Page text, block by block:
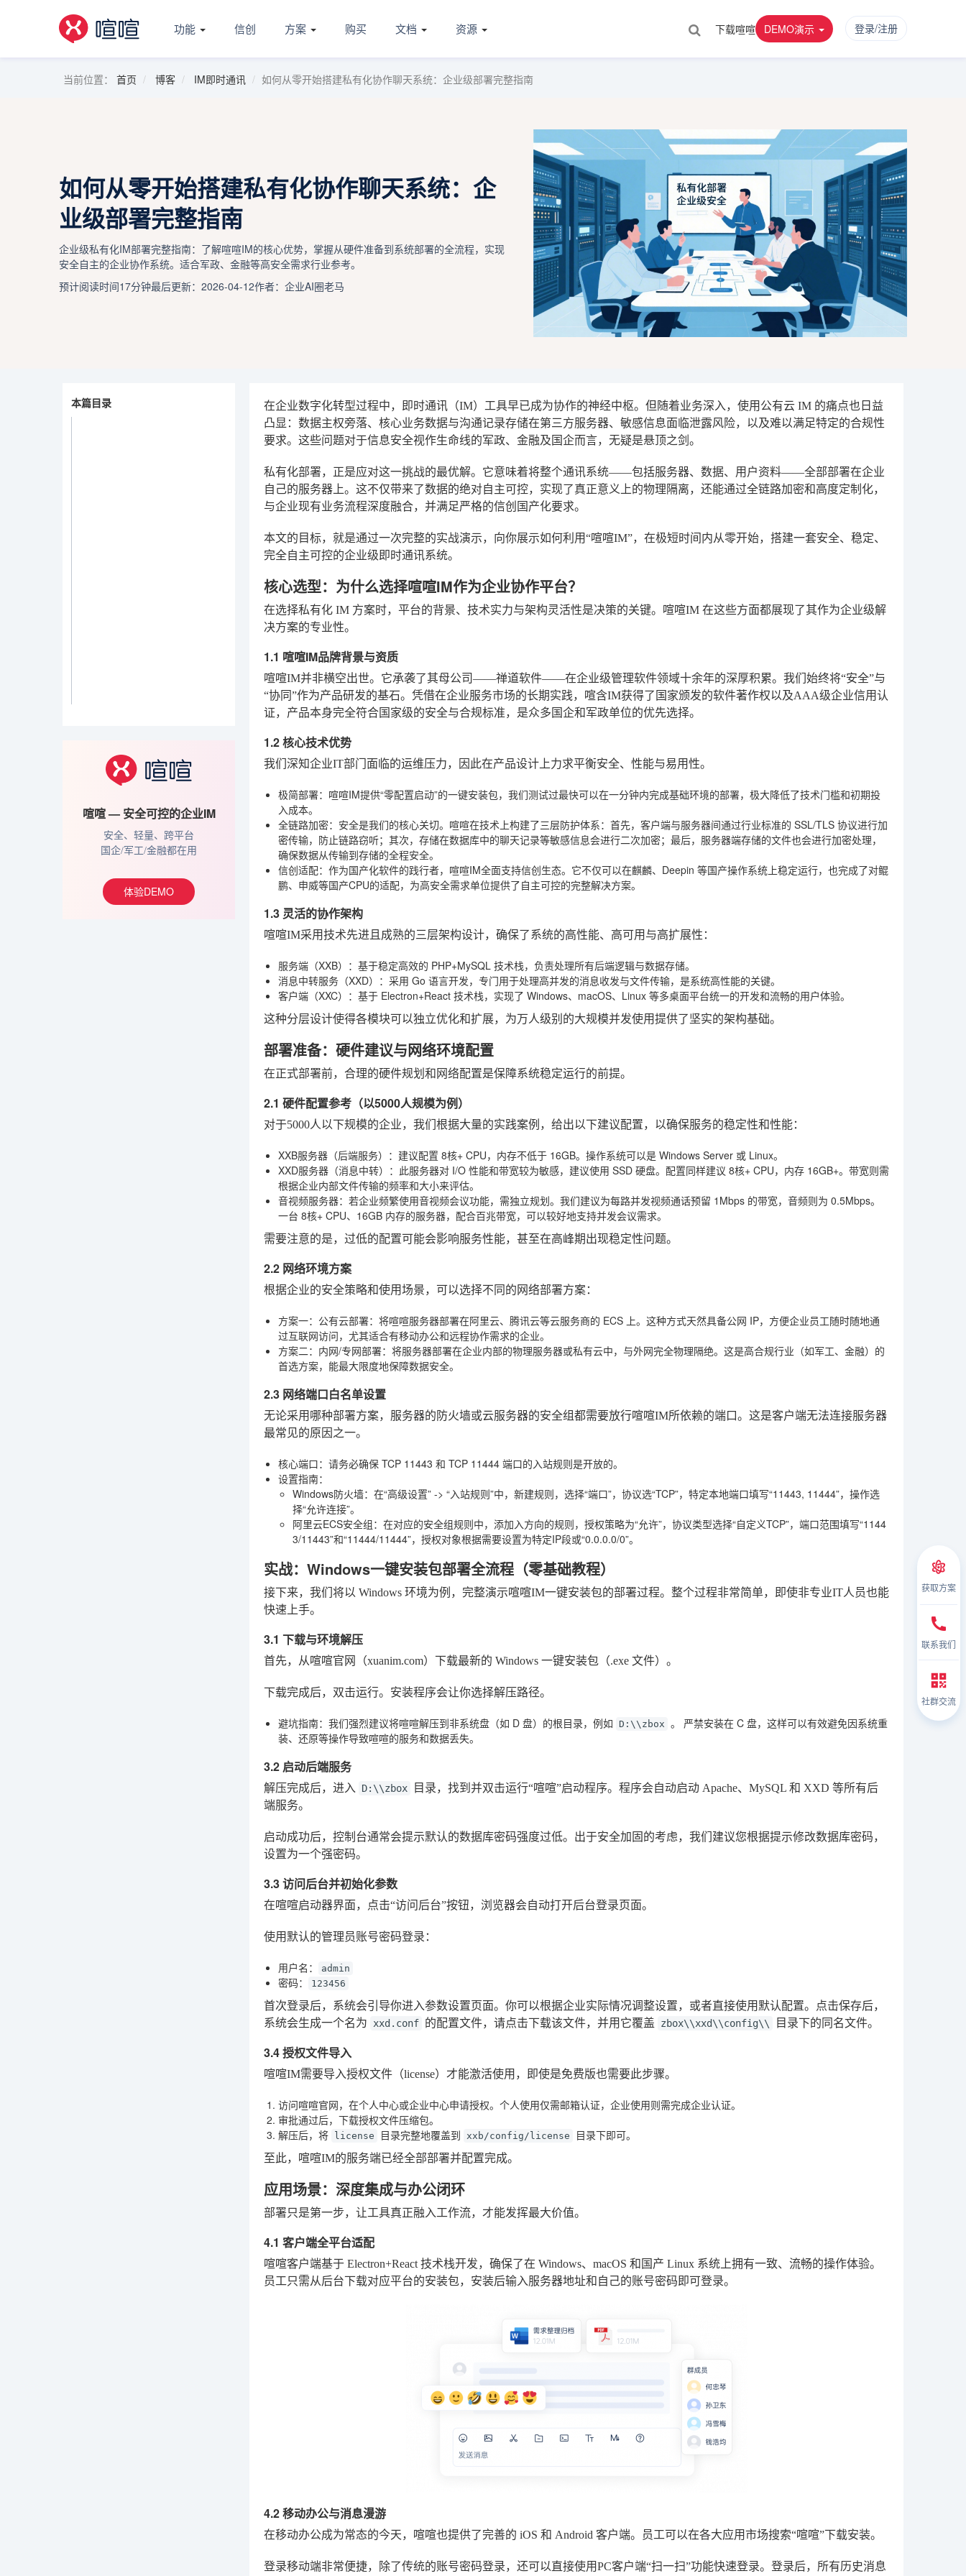
功能 信创 方案 购买 文档 资源 下载喧喧 DEMO演示 登录/注册
当前位置： 首页 博客 IM即时通讯 如何从零开始搭建私有化协作聊天系统：企业级部署完整指南
如何从零开始搭建私有化协作聊天系统：企
业级部署完整指南
企业级私有化IM部署完整指南：了解喧喧IM的核心优势，掌握从硬件准备到系统部署的全流程，实现
安全自主的企业协作系统。适合军政、金融等高安全需求行业参考。
预计阅读时间17分钟最后更新：2026-04-12作者：企业AI圈老马
本篇目录
喧喧 — 安全可控的企业IM
安全、轻量、跨平台
国企/军工/金融都在用
体验DEMO
在企业数字化转型过程中，即时通讯（IM）工具早已成为协作的神经中枢。但随着业务深入，使用公有云 IM 的痛点也日益
凸显：数据主权旁落、核心业务数据与沟通记录存储在第三方服务器、敏感信息面临泄露风险，以及难以满足特定的合规性
要求。这些问题对于信息安全视作生命线的军政、金融及国企而言，无疑是悬顶之剑。
私有化部署，正是应对这一挑战的最优解。它意味着将整个通讯系统——包括服务器、数据、用户资料——全部部署在企业
自己的服务器上。这不仅带来了数据的绝对自主可控，实现了真正意义上的物理隔离，还能通过全链路加密和高度定制化，
与企业现有业务流程深度融合，并满足严格的信创国产化要求。
本文的目标，就是通过一次完整的实战演示，向你展示如何利用“喧喧IM”，在极短时间内从零开始，搭建一套安全、稳定、
完全自主可控的企业级即时通讯系统。
核心选型：为什么选择喧喧IM作为企业协作平台？
在选择私有化 IM 方案时，平台的背景、技术实力与架构灵活性是决策的关键。喧喧IM 在这些方面都展现了其作为企业级解
决方案的专业性。
1.1 喧喧IM品牌背景与资质
喧喧IM并非横空出世。它承袭了其母公司——禅道软件——在企业级管理软件领域十余年的深厚积累。我们始终将“安全”与
“协同”作为产品研发的基石。凭借在企业服务市场的长期实践，喧含IM获得了国家颁发的软件著作权以及AAA级企业信用认
证，产品本身完全符合国家级的安全与合规标准，是众多国企和军政单位的优先选择。
1.2 核心技术优势
我们深知企业IT部门面临的运维压力，因此在产品设计上力求平衡安全、性能与易用性。
极简部署：喧喧IM提供“零配置启动”的一键安装包，我们测试过最快可以在一分钟内完成基础环境的部署，极大降低了技术门槛和初期投
入成本。
全链路加密：安全是我们的核心关切。喧喧在技术上构建了三层防护体系：首先，客户端与服务器间通过行业标准的 SSL/TLS 协议进行加
密传输，防止链路窃听；其次，存储在数据库中的聊天记录等敏感信息会进行二次加密；最后，服务器端存储的文件也会进行加密处理，
确保数据从传输到存储的全程安全。
信创适配：作为国产化软件的践行者，喧喧IM全面支持信创生态。它不仅可以在麒麟、Deepin 等国产操作系统上稳定运行，也完成了对鲲
鹏、申威等国产CPU的适配，为高安全需求单位提供了自主可控的完整解决方案。
1.3 灵活的协作架构
喧喧IM采用技术先进且成熟的三层架构设计，确保了系统的高性能、高可用与高扩展性：
服务端（XXB） ：基于稳定高效的 PHP+MySQL 技术栈，负责处理所有后端逻辑与数据存储。
消息中转服务（XXD） ：采用 Go 语言开发，专门用于处理高并发的消息收发与文件传输，是系统高性能的关键。
客户端（XXC） ：基于 Electron+React 技术栈，实现了 Windows、macOS、Linux 等多桌面平台统一的开发和流畅的用户体验。
这种分层设计使得各模块可以独立优化和扩展，为万人级别的大规模并发使用提供了坚实的架构基础。
部署准备：硬件建议与网络环境配置
在正式部署前，合理的硬件规划和网络配置是保障系统稳定运行的前提。
2.1 硬件配置参考（以5000人规模为例）
对于5000人以下规模的企业，我们根据大量的实践案例，给出以下建议配置，以确保服务的稳定性和性能：
XXB服务器（后端服务） ：建议配置 8核+ CPU，内存不低于 16GB。操作系统可以是 Windows Server 或 Linux。
XXD服务器（消息中转） ：此服务器对 I/O 性能和带宽较为敏感，建议使用 SSD 硬盘。配置同样建议 8核+ CPU，内存 16GB+。带宽则需
根据企业内部文件传输的频率和大小来评估。
音视频服务器：若企业频繁使用音视频会议功能，需独立规划。我们建议为每路并发视频通话预留 1Mbps 的带宽，音频则为 0.5Mbps。
一台 8核+ CPU、16GB 内存的服务器，配合百兆带宽，可以较好地支持并发会议需求。
需要注意的是，过低的配置可能会影响服务性能，甚至在高峰期出现稳定性问题。
2.2 网络环境方案
根据企业的安全策略和使用场景，可以选择不同的网络部署方案：
方案一：公有云部署：将喧喧服务器部署在阿里云、腾讯云等云服务商的 ECS 上。这种方式天然具备公网 IP，方便企业员工随时随地通
过互联网访问，尤其适合有移动办公和远程协作需求的企业。
方案二：内网/专网部署：将服务器部署在企业内部的物理服务器或私有云中，与外网完全物理隔绝。这是高合规行业（如军工、金融）的
首选方案，能最大限度地保障数据安全。
2.3 网络端口白名单设置
无论采用哪种部署方案，服务器的防火墙或云服务器的安全组都需要放行喧喧IM所依赖的端口。这是客户端无法连接服务器
最常见的原因之一。
核心端口：请务必确保 TCP 11443 和 TCP 11444 端口的入站规则是开放的。
设置指南：
Windows防火墙：在“高级设置” -> “入站规则”中，新建规则，选择“端口”，协议选“TCP”，特定本地端口填写“11443, 11444”，操作选
择“允许连接”。
阿里云ECS安全组：在对应的安全组规则中，添加入方向的规则，授权策略为“允许”，协议类型选择“自定义TCP”，端口范围填写“1144
3/11443”和“11444/11444”，授权对象根据需要设置为特定IP段或“0.0.0.0/0”。
实战：Windows一键安装包部署全流程（零基础教程）
接下来，我们将以 Windows 环境为例，完整演示喧喧IM一键安装包的部署过程。整个过程非常简单，即使非专业IT人员也能
快速上手。
3.1 下载与环境解压
首先，从喧喧官网（xuanim.com）下载最新的 Windows 一键安装包（.exe 文件）。
下载完成后，双击运行。安装程序会让你选择解压路径。
避坑指南：我们强烈建议将喧喧解压到非系统盘（如 D 盘）的根目录，例如 D:\\zbox 。 严禁安装在 C 盘，这样可以有效避免因系统重
装、还原等操作导致喧喧的服务和数据丢失。
3.2 启动后端服务
解压完成后，进入 D:\\zbox
目录，找到并双击运行“喧喧”启动程序。程序会自动启动 Apache、MySQL 和 XXD 等所有后
端服务。
启动成功后，控制台通常会提示默认的数据库密码强度过低。出于安全加固的考虑，我们建议您根据提示修改数据库密码，
设置为一个强密码。
3.3 访问后台并初始化参数
在喧喧启动器界面，点击“访问后台”按钮，浏览器会自动打开后台登录页面。
使用默认的管理员账号密码登录：
用户名： admin
密码： 123456
首次登录后，系统会引导你进入参数设置页面。你可以根据企业实际情况调整设置，或者直接使用默认配置。点击保存后，
系统会生成一个名为
xxd.conf 的配置文件，请点击下载该文件，并用它覆盖 zbox\\xxd\\config\\ 目录下的同名文件。
3.4 授权文件导入
喧喧IM需要导入授权文件（license）才能激活使用，即使是免费版也需要此步骤。
访问喧喧官网，在个人中心或企业中心申请授权。个人使用仅需邮箱认证，企业使用则需完成企业认证。
审批通过后，下载授权文件压缩包。
解压后，将
license 目录完整地覆盖到 xxb/config/license 目录下即可。
至此，喧喧IM的服务端已经全部部署并配置完成。
应用场景：深度集成与办公闭环
部署只是第一步，让工具真正融入工作流，才能发挥最大价值。
4.1 客户端全平台适配
喧喧客户端基于 Electron+React 技术栈开发，确保了在 Windows、macOS 和国产 Linux 系统上拥有一致、流畅的操作体验。
员工只需从后台下载对应平台的安装包，安装后输入服务器地址和自己的账号密码即可登录。
4.2 移动办公与消息漫游
在移动办公成为常态的今天，喧喧也提供了完善的 iOS 和 Android 客户端。员工可以在各大应用市场搜索“喧喧”下载安装。
登录移动端非常便捷，除了传统的账号密码登录，还可以直接使用PC客户端“扫一扫”功能快速登录。登录后，所有历史消息
获取方案
联系我们
社群交流